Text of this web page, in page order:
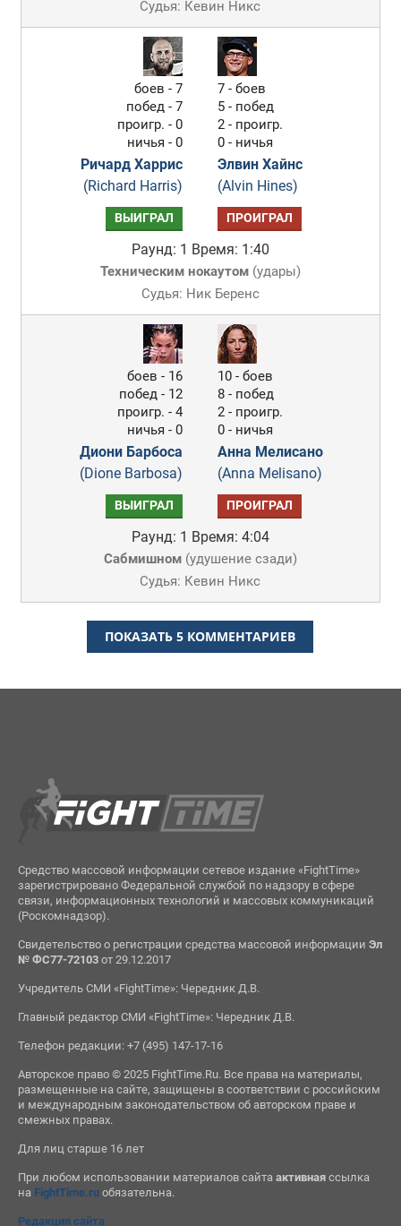
Судья: Кевин Никс
боев - 7
побед - 7
проигр. - 0
ничья - 0
Ричард Харрис
(Richard Harris)
7 - боев
5 - побед
2 - проигр.
0 - ничья
Элвин Хайнс
(Alvin Hines)
ВЫИГРАЛ ПРОИГРАЛ
Раунд: 1 Время: 1:40
Техническим нокаутом(удары)
Судья: Ник Беренс
боев - 16
побед - 12
проигр. - 4
ничья - 0
Диони Барбоса
(Dione Barbosa)
10 - боев
8 - побед
2 - проигр.
0 - ничья
Анна Мелисано
(Anna Melisano)
ВЫИГРАЛ ПРОИГРАЛ
Раунд: 1 Время: 4:04
Сабмишном(удушение сзади)
Судья: Кевин Никс
ПОКАЗАТЬ 5 КОММЕНТАРИЕВ
Средство массовой информации сетевое издание «FightTime»
зарегистрировано Федеральной службой по надзору в сфере
связи, информационных технологий и массовых коммуникаций
(Роскомнадзор).
Свидетельство о регистрации средства массовой информации Эл
№ ФС77-72103от 29.12.2017
Учредитель СМИ «FightTime»: Чередник Д.В.
Главный редактор СМИ «FightTime»: Чередник Д.В.
Телефон редакции: +7 (495) 147-17-16
Авторское право © 2025 FightTime.Ru. Все права на материалы,
размещенные на сайте, защищены в соответствии с российским
и международным законодательством об авторском праве и
смежных правах.
Для лиц старше 16 лет
При любом использовании материалов сайта активнаяссылка
на FightTime.ruобязательна.
Редакция сайта